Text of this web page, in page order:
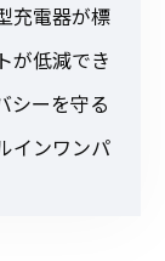
充電器が標
が低減でき
シーを守る
インワンパ